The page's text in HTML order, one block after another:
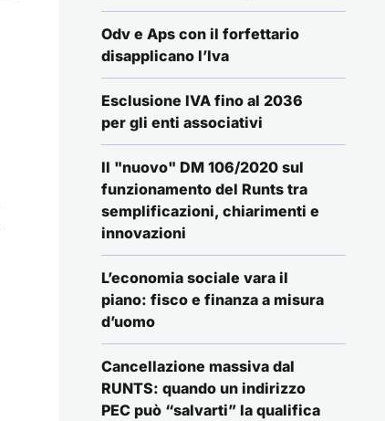
Odv e Aps con il forfettario
disapplicano l’Iva
Esclusione IVA fino al 2036
per gli enti associativi
Il "nuovo" DM 106/2020 sul
funzionamento del Runts tra
semplificazioni, chiarimenti e
innovazioni
L’economia sociale vara il
piano: fisco e finanza a misura
d’uomo
Cancellazione massiva dal
RUNTS: quando un indirizzo
PEC può “salvarti” la qualifica